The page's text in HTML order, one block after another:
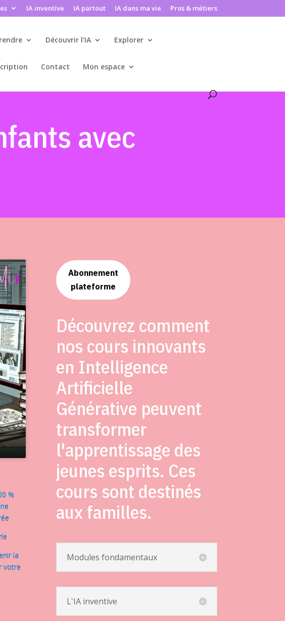
IA inventive IA partout IA dans ma vie Pros & métiers
Découvrir l’IA Explorer
Contact Mon espace
avec
%
la
votre
Abonnement
plateforme
Découvrez comment
nos cours innovants
en Intelligence
Artificielle
Générative peuvent
transformer
l'apprentissage des
jeunes esprits. Ces
cours sont destinés
aux familles.
Modules fondamentaux
L'IA inventive